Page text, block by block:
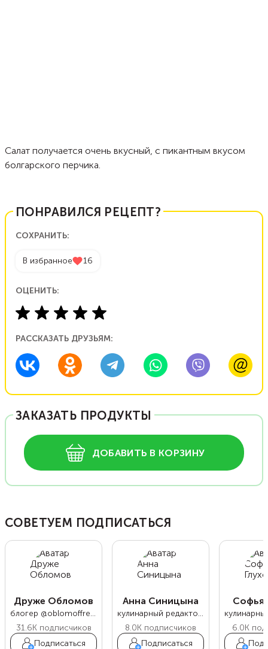
Салат получается очень вкусный, с пикантным вкусом
болгарского перчика.
ПОНРАВИЛСЯ РЕЦЕПТ?
СОХРАНИТЬ:
В избранное 16
ОЦЕНИТЬ:
РАССКАЗАТЬ ДРУЗЬЯМ:
ЗАКАЗАТЬ ПРОДУКТЫ
ДОБАВИТЬ В КОРЗИНУ
СОВЕТУЕМ ПОДПИСАТЬСЯ
Друже Обломов
блогер @oblomoffrecipe
31.6Kподписчиков
Подписаться
Анна Синицына
кулинарный редактор Food.ru
8.0K подписчиков
Подписаться
Софья
6.0K